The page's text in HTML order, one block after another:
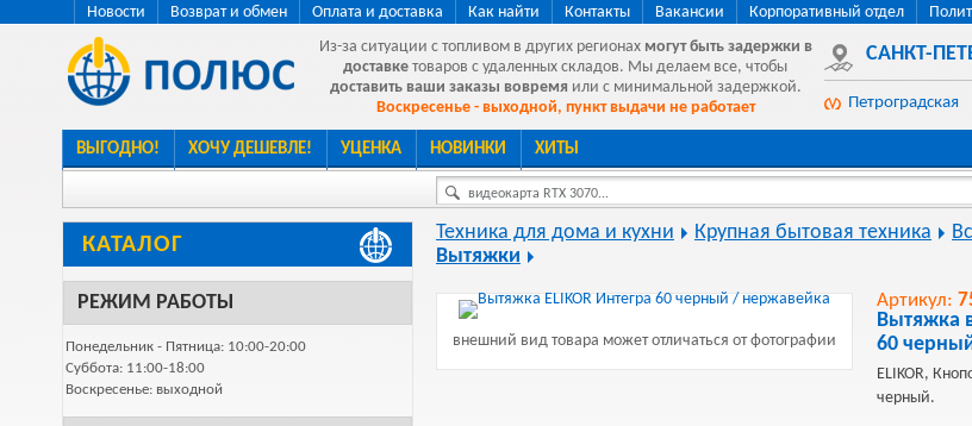
Новости Возврат и обмен Оплата и доставка Как найти Контакты Вакансии Корпоративный отдел
Из-за ситуации с топливом в других регионах могут быть задержки в
доставке товаров с удаленных складов. Мы делаем все, чтобы
доставить ваши заказы вовремя или с минимальной задержкой.
Воскресенье - выходной, пункт выдачи не работает
САНКТ-
Петроградская
ВЫГОДНО! ХОЧУ ДЕШЕВЛЕ! УЦЕНКА НОВИНКИ ХИТЫ
видеокарта RTX 3070...
КАТАЛОГ
РЕЖИМ РАБОТЫ
Понедельник - Пятница: 10:00-20:00
Суббота: 11:00-18:00
Воскресенье: выходной
Техника для дома и кухни Крупная бытовая техника
Вытяжки
внешний вид товара может отличаться от фотографии
Артикул:
Вытяжка
60
ELIKOR,
черный.